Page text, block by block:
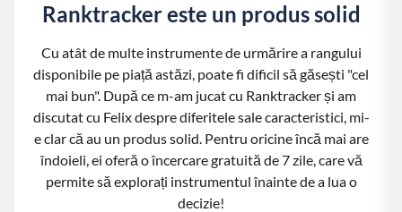
Ranktracker este un produs solid
Cu atât de multe instrumente de urmărire a rangului
disponibile pe piață astăzi, poate fi dificil să găsești "cel
mai bun". După ce m-am jucat cu Ranktracker și am
discutat cu Felix despre diferitele sale caracteristici, mi-
e clar că au un produs solid. Pentru oricine încă mai are
îndoieli, ei oferă o încercare gratuită de 7 zile, care vă
permite să explorați instrumentul înainte de a lua o
decizie!